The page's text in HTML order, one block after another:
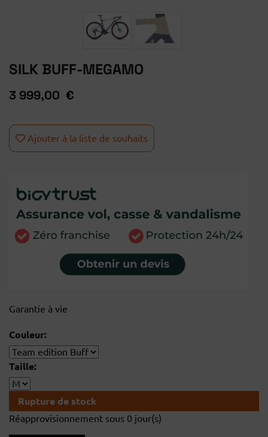
SILK BUFF-MEGAMO
3 999,00 €
Ajouter à la liste de souhaits
Garantie à vie
Couleur:
Taille:
Rupture de stock
Réapprovisionnement sous 0 jour(s)